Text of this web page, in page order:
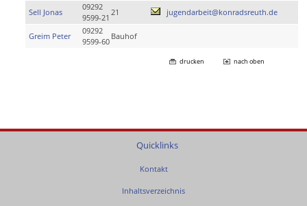
Sell Jonas
09292
9599-21
21 jugendarbeit@konradsreuth.de
Greim Peter
09292
9599-60
Bauhof
drucken nach oben
Quicklinks
Kontakt
Inhaltsverzeichnis